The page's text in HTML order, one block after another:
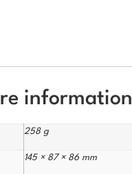
information
258 g
145 × 87 × 86 mm